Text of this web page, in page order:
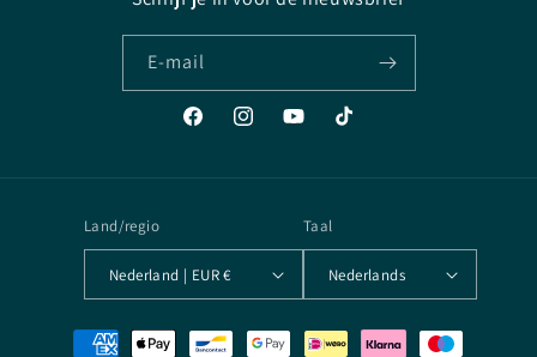
E‑mail
FacebookInstagramYouTubeTikTok
Land/regio
Nederland | EUR €
Taal
Nederlands
Betaalmethoden